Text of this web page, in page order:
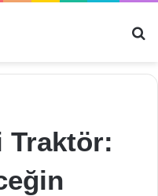
Traktör: